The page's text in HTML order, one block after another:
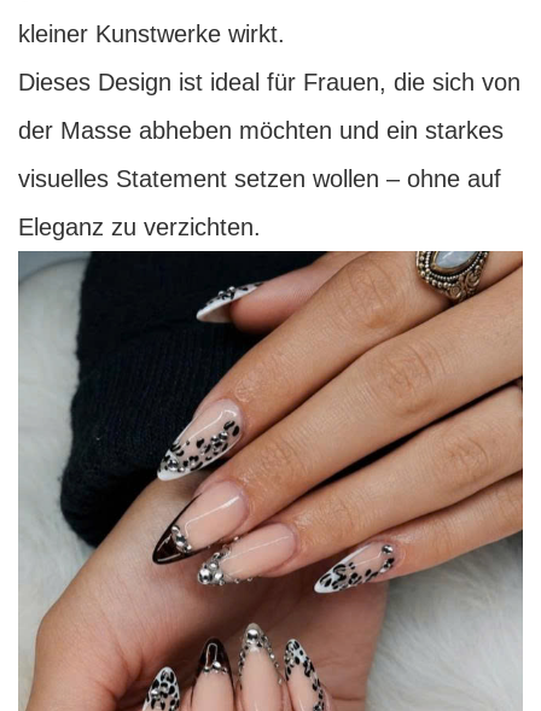
kleiner Kunstwerke wirkt.
Dieses Design ist ideal für Frauen, die sich von
der Masse abheben möchten und ein starkes
visuelles Statement setzen wollen – ohne auf
Eleganz zu verzichten.